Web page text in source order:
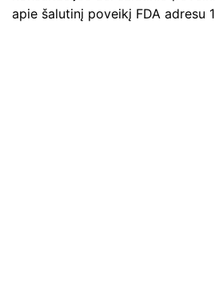
apie šalutinį poveikį FDA adresu